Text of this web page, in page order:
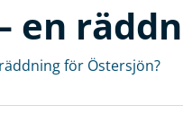
en
för Östersjön?